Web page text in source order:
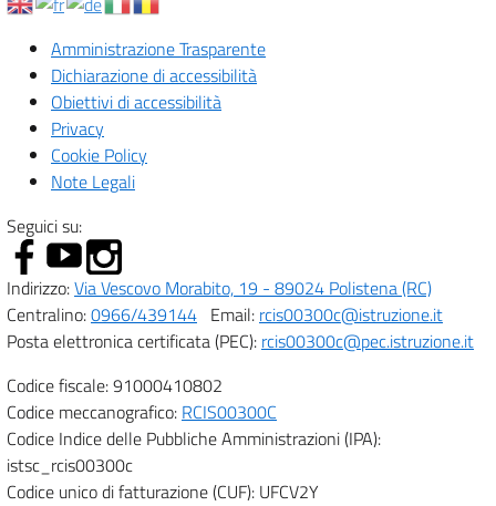
Amministrazione Trasparente
Dichiarazione di accessibilità
Obiettivi di accessibilità
Privacy
Cookie Policy
Note Legali
Seguici su:
Indirizzo:Via Vescovo Morabito, 19 - 89024 Polistena (RC)
Centralino:0966/439144 Email: rcis00300c@istruzione.it
Posta elettronica certificata (PEC): rcis00300c@pec.istruzione.it
Codice fiscale: 91000410802
Codice meccanografico: RCIS00300C
Codice Indice delle Pubbliche Amministrazioni (IPA):
istsc_rcis00300c
Codice unico di fatturazione (CUF): UFCV2Y